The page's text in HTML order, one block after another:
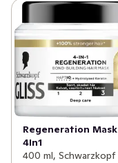
Regeneration Mask
4In1
400 ml, Schwarzkopf